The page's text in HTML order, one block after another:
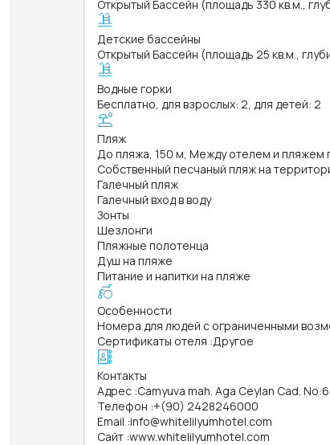
Открытый Бассейн (площадь 330 кв.м.,
Детские бассейны
Открытый Бассейн (площадь 25 кв.м.,
Водные горки
Бесплатно, для взрослых: 2, для детей: 2
Пляж
До пляжа, 150 м, Между отелем и
Собственный песчаный пляж на
Галечный пляж
Галечный вход в воду
Зонты
Шезлонги
Пляжные полотенца
Душ на пляже
Питание и напитки на пляже
Особенности
Номера для людей с ограниченными
Сертификаты отеля :Другое
Контакты
Адрес :Camyuva mah. Aga Ceylan Cad.
Телефон :+(90) 2428246000
Email :info@whitelilyumhotel.com
Сайт :www.whitelilyumhotel.com